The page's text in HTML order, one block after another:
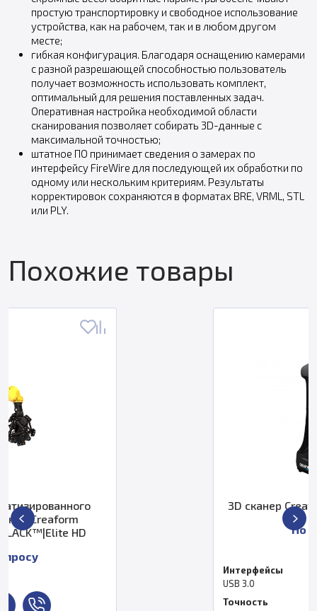
простую транспортировку и свободное использование
устройства, как на рабочем, так и в любом другом
месте;
гибкая конфигурация. Благодаря оснащению камерами
с разной разрешающей способностью пользователь
получает возможность использовать комплект,
оптимальный для решения поставленных задач.
Оперативная настройка необходимой области
сканирования позволяет собирать 3D-данные с
максимальной точностью;
штатное ПО принимает сведения о замерах по
интерфейсу FireWire для последующей их обработки по
одному или нескольким критериям. Результаты
корректировок сохраняются в форматах BRE, VRML, STL
или PLY.
Похожие товары
3D сканер Creaform HandySCAN